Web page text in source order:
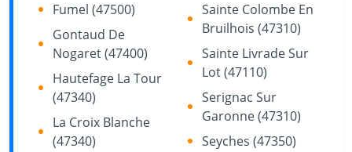
Fumel (47500)
Gontaud De
Nogaret (47400)
Hautefage La Tour
(47340)
La Croix Blanche
(47340)
Sainte Colombe En
Bruilhois (47310)
Sainte Livrade Sur
Lot (47110)
Serignac Sur
Garonne (47310)
Seyches (47350)